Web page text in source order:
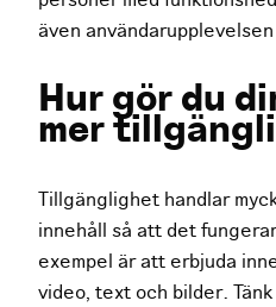
även
Hur gör du
mer
Tillgänglighet handlar
innehåll så att det
exempel är att erbjuda
video, text och bilder.